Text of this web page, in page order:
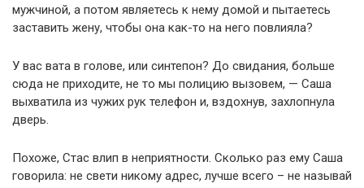
мужчиной, а потом являетесь к нему домой и пытаетесь
заставить жену, чтобы она как-то на него повлияла?
У вас вата в голове, или синтепон? До свидания, больше
сюда не приходите, не то мы полицию вызовем, — Саша
выхватила из чужих рук телефон и, вздохнув, захлопнула
дверь.
Похоже, Стас влип в неприятности. Сколько раз ему Саша
говорила: не свети никому адрес, лучше всего – не называй